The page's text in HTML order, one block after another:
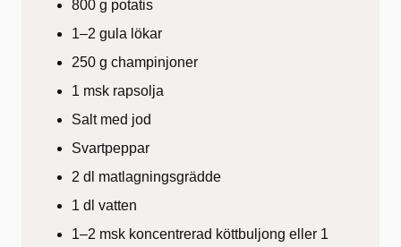
800 g potatis
1–2 gula lökar
250 g champinjoner
1 msk rapsolja
Salt med jod
Svartpeppar
2 dl matlagningsgrädde
1 dl vatten
1–2 msk koncentrerad köttbuljong eller 1